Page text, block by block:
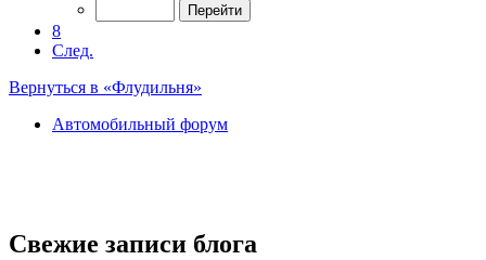
8
След.
Вернуться в «Флудильня»
Автомобильный форум
Свежие записи блога